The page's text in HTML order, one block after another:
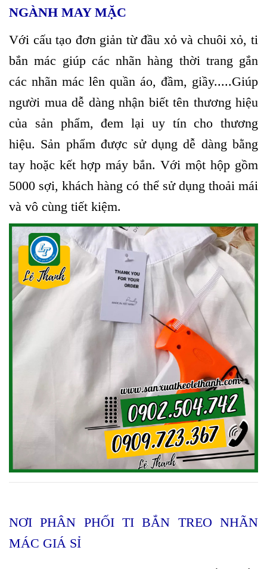
NGÀNH MAY MẶC
Với cấu tạo đơn giản từ đầu xỏ và chuôi xỏ, ti
bắn mác giúp các nhãn hàng thời trang gắn
các nhãn mác lên quần áo, đầm, giầy.....Giúp
người mua dễ dàng nhận biết tên thương hiệu
của sản phẩm, đem lại uy tín cho thương
hiệu. Sản phẩm được sử dụng dễ dàng bằng
tay hoặc kết hợp máy bắn. Với một hộp gồm
5000 sợi, khách hàng có thể sử dụng thoải mái
và vô cùng tiết kiệm.
NƠI PHÂN PHỐI TI BẮN TREO NHÃN
MÁC GIÁ SỈ